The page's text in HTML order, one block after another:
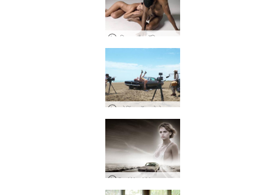
द मेकिंग ऑफ गो वेस्ट यंग गर्ल
Go West Young Girl